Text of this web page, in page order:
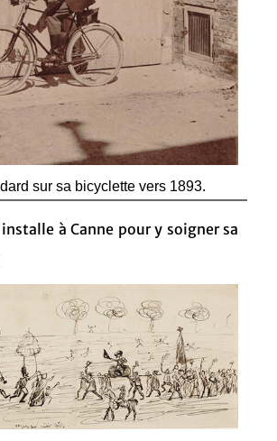
sur sa bicyclette vers 1893.
à Canne pour y soigner sa